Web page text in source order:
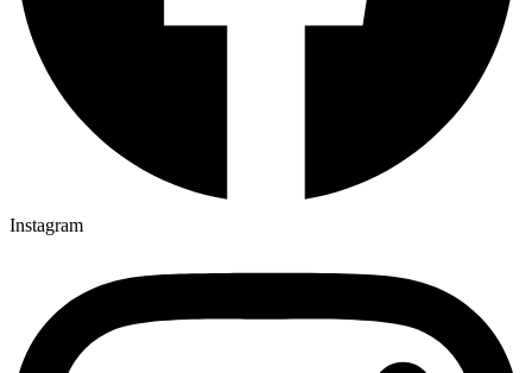
Instagram